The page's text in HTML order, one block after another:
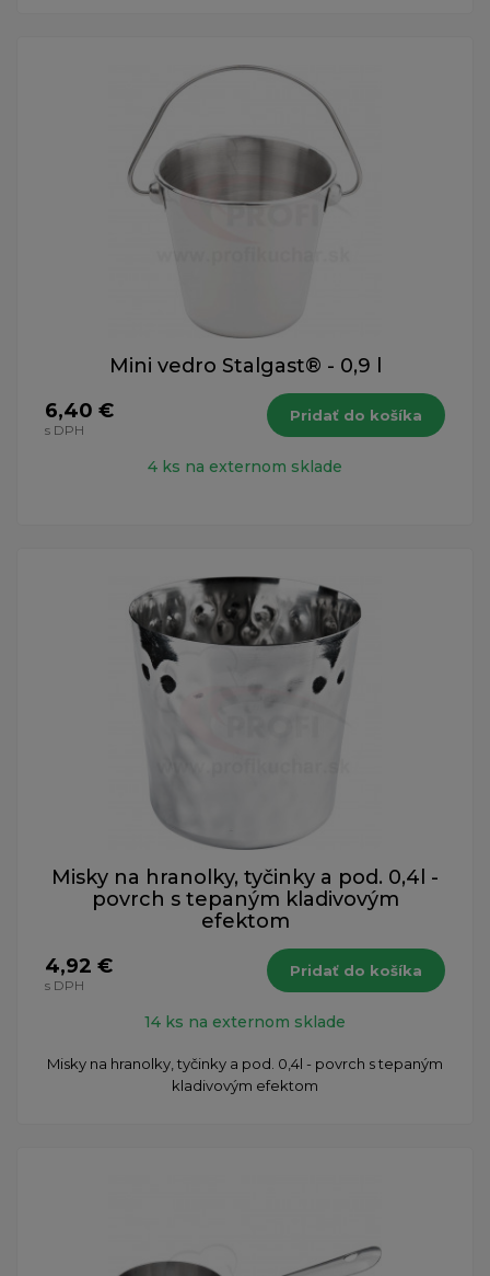
Mini vedro Stalgast® - 0,9 l
6,40 €
s DPH
Pridať do košíka
4 ks na externom sklade
Misky na hranolky, tyčinky a pod. 0,4l -
povrch s tepaným kladivovým
efektom
4,92 €
s DPH
Pridať do košíka
14 ks na externom sklade
Misky na hranolky, tyčinky a pod. 0,4l - povrch s tepaným
kladivovým efektom